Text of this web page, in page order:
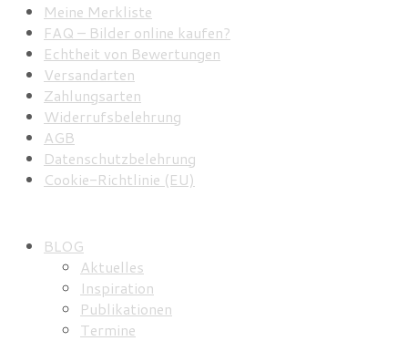
Meine Merkliste
FAQ – Bilder online kaufen?
Echtheit von Bewertungen
Versandarten
Zahlungsarten
Widerrufsbelehrung
AGB
Datenschutzbelehrung
Cookie-Richtlinie (EU)
BLOG
Aktuelles
Inspiration
Publikationen
Termine